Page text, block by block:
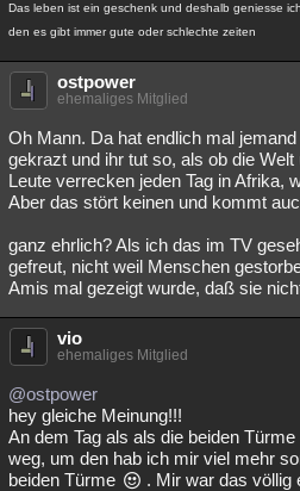
Das leben ist ein geschenk und deshalb geniesse
den es gibt immer gute oder schlechte zeiten
ostpower
ehemaliges Mitglied
Oh Mann. Da hat endlich mal
gekrazt und ihr tut so, als ob die
Leute verrecken jeden Tag in Afrika,
Aber das stört keinen und kommt
ganz ehrlich? Als ich das im TV
gefreut, nicht weil Menschen
Amis mal gezeigt wurde, daß sie
vio
ehemaliges Mitglied
@ostpower
hey gleiche Meinung!!!
An dem Tag als als die beiden
weg, um den hab ich mir viel mehr
beiden Türme
. Mir war das völlig